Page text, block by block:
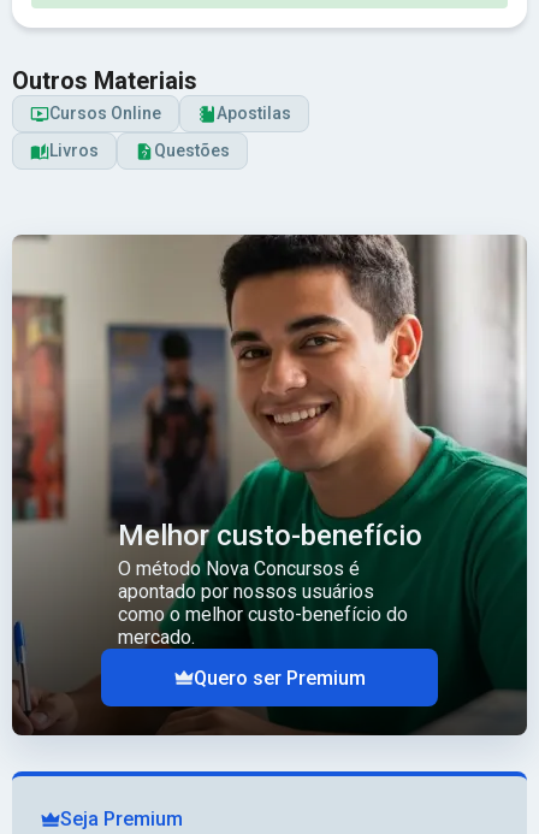
Outros Materiais
Cursos Online
Apostilas
Livros
Questões
Melhor custo-benefício
O método Nova Concursos é
apontado por nossos usuários
como o melhor custo-benefício do
mercado.
Quero ser Premium
Seja Premium